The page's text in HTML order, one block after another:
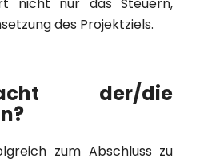
nicht nur das Steuern,
des Projektziels.
der/die
zum Abschluss zu